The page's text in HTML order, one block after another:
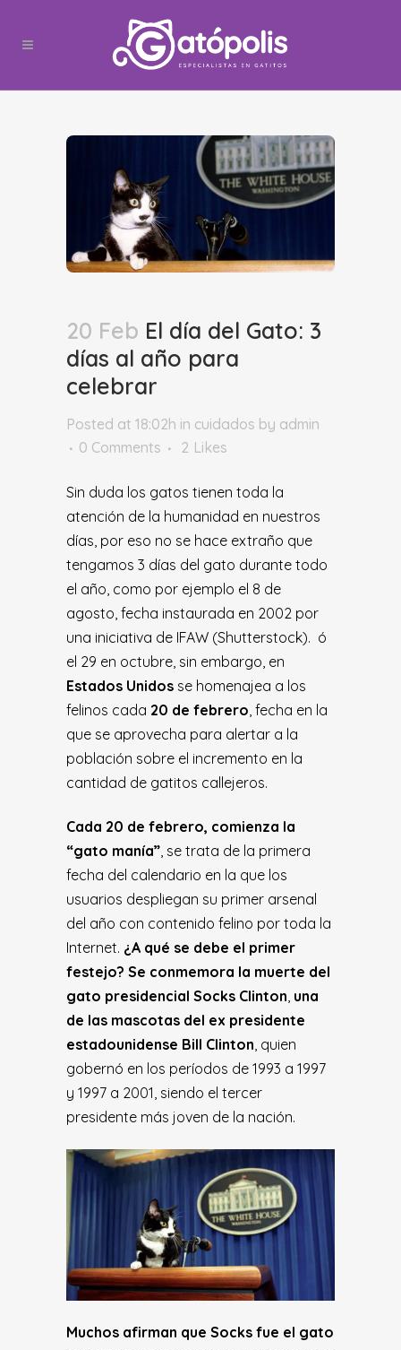
20 Feb El día del Gato: 3
días al año para
celebrar
Posted at 18:02h in cuidados by admin
0 Comments
2 Likes
Sin duda los gatos tienen toda la
atención de la humanidad en nuestros
días, por eso no se hace extraño que
tengamos 3 días del gato durante todo
el año, como por ejemplo el 8 de
agosto, fecha instaurada en 2002 por
una iniciativa de IFAW (Shutterstock). ó
el 29 en octubre, sin embargo, en
Estados Unidos se homenajea a los
felinos cada 20 de febrero , fecha en la
que se aprovecha para alertar a la
población sobre el incremento en la
cantidad de gatitos callejeros.
Cada 20 de febrero, comienza la
“gato manía” , se trata de la primera
fecha del calendario en la que los
usuarios despliegan su primer arsenal
del año con contenido felino por toda la
Internet. ¿A qué se debe el primer
festejo? Se conmemora la muerte del
gato presidencial Socks Clinton una
de las mascotas del ex presidente
estadounidense Bill Clinton , quien
gobernó en los períodos de 1993 a 1997
y 1997 a 2001, siendo el tercer
presidente más joven de la nación.
Muchos afirman que Socks fue el gato